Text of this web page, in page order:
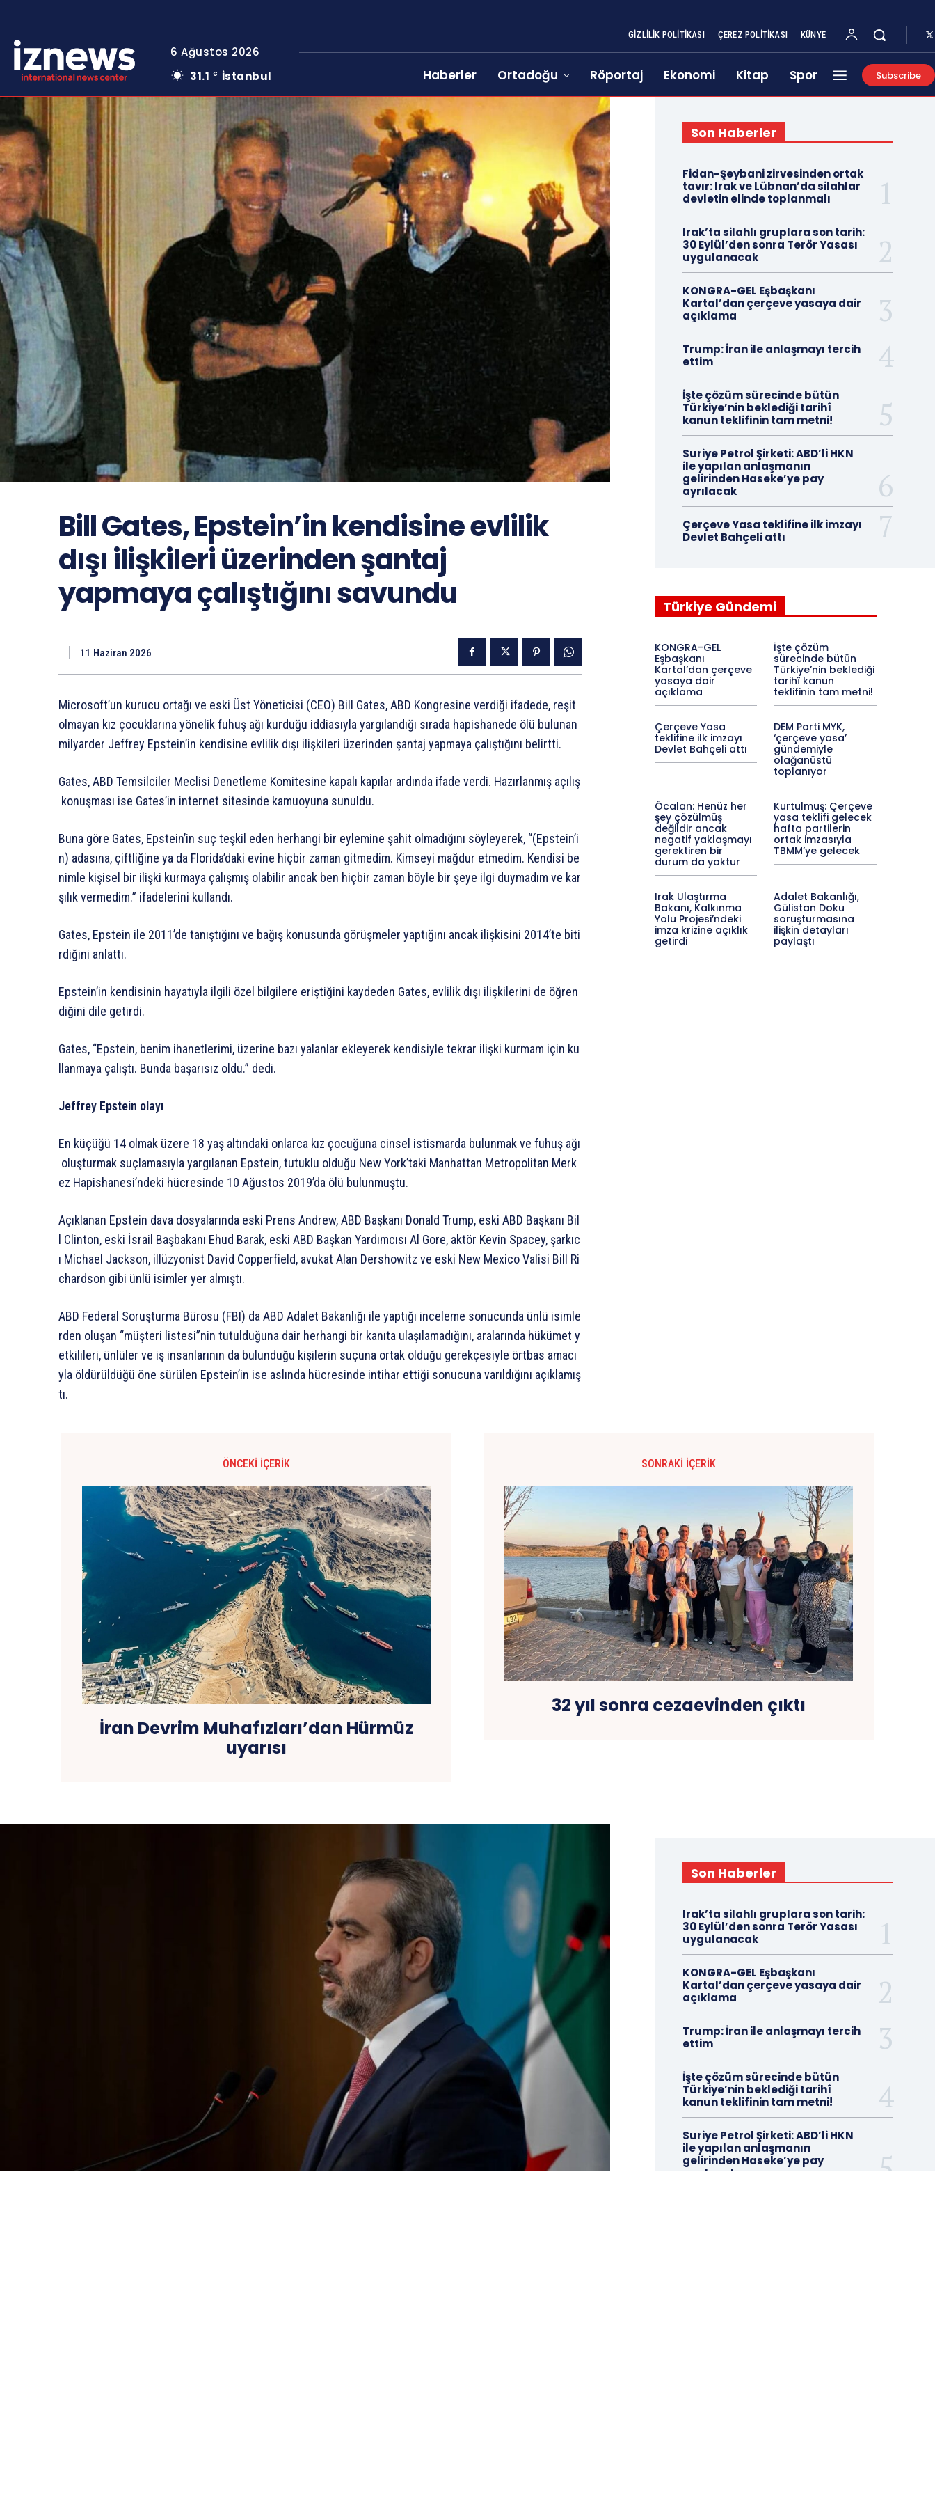
6 Ağustos 2026
31.1 C İstanbul
GIZLILIK POLITIKASI ÇEREZ POLITIKASI KÜNYE
Haberler Ortadoğu Röportaj Ekonomi Kitap Spor Subscribe
Bill Gates, Epstein’in kendisine evlilik
dışı ilişkileri üzerinden şantaj
yapmaya çalıştığını savundu
11 Haziran 2026
Microsoft’un kurucu ortağı ve eski Üst Yöneticisi (CEO) Bill Gates,ABD Kongresine verdiği ifadede, reşit
olmayan kız çocuklarına yönelikfuhuş ağı kurduğu iddiasıyla yargılandığı sırada hapishanede ölü bulunan
milyarder Jeffrey Epstein’in kendisine evlilik dışı ilişkileri üzerinden şantaj yapmaya çalıştığını belirtti.
Gates,ABD Temsilciler Meclisi Denetleme Komitesine kapalı kapılar ardında ifade verdi. Hazırlanmış açılış
konuşması ise Gates’in internet sitesinde kamuoyuna sunuldu.
Buna göre Gates, Epstein’in suç teşkil eden herhangi bir eylemine şahit olmadığını söyleyerek, “(Epstein’i
n) adasına, çiftliğine ya da Florida’daki evine hiçbir zaman gitmedim. Kimseyi mağdur etmedim. Kendisi be
nimle kişisel bir ilişki kurmaya çalışmış olabilir ancak ben hiçbir zaman böyle bir şeye ilgi duymadım ve kar
şılıkvermedim.” ifadelerini kullandı.
Gates, Epstein ile 2011’de tanıştığını ve bağış konusunda görüşmeler yaptığını ancak ilişkisini 2014’te biti
rdiğini anlattı.
Epstein’in kendisinin hayatıyla ilgili özel bilgilere eriştiğini kaydeden Gates, evlilik dışı ilişkilerini de öğren
diğini dile getirdi.
Gates, “Epstein, benim ihanetlerimi, üzerine bazı yalanlar ekleyerek kendisiyle tekrar ilişki kurmam için ku
llanmaya çalıştı. Bunda başarısız oldu.” dedi.
Jeffrey Epstein olayı
En küçüğü 14 olmak üzere 18 yaş altındaki onlarca kız çocuğuna cinsel istismarda bulunmakve fuhuş ağı
oluşturmak suçlamasıyla yargılanan Epstein,tutuklu olduğu NewYork’taki Manhattan Metropolitan Merk
ez Hapishanesi’ndeki hücresinde 10 Ağustos 2019’da ölü bulunmuştu.
Açıklanan Epstein dava dosyalarında eski Prens Andrew,ABD Başkanı Donald Trump, eski ABD Başkanı Bil
l Clinton, eski İsrail Başbakanı Ehud Barak, eski ABD Başkan Yardımcısı Al Gore, aktör Kevin Spacey, şarkıc
ı Michael Jackson, illüzyonist David Copperfield, avukat Alan Dershowitz ve eski New MexicoValisi Bill Ri
chardson gibi ünlü isimler yer almıştı.
ABD Federal Soruşturma Bürosu (FBI) da ABD Adalet Bakanlığı ile yaptığı inceleme sonucunda ünlü isimle
rden oluşan “müşteri listesi”nin tutulduğuna dair herhangi bir kanıta ulaşılamadığını, aralarında hükümet y
etkilileri, ünlüler ve iş insanlarının da bulunduğu kişilerin suçuna ortak olduğu gerekçesiyle örtbas amacı
yla öldürüldüğü öne sürülen Epstein’in ise aslında hücresinde intihar ettiği sonucuna varıldığını açıklamış
tı.
Son Haberler
Fidan-Şeybani zirvesinden ortak
tavır: Irak ve Lübnan’da silahlar
devletin elinde toplanmalı
Irak’ta silahlı gruplara son tarih:
30 Eylül’den sonra Terör Yasası
uygulanacak
KONGRA-GEL Eşbaşkanı
Kartal’dan çerçeve yasaya dair
açıklama
Trump: İran ile anlaşmayı tercih
ettim
İşte çözüm sürecinde bütün
Türkiye’nin beklediği tarihî
kanun teklifinin tam metni!
Suriye Petrol Şirketi: ABD’li HKN
ile yapılan anlaşmanın
gelirinden Haseke’ye pay
ayrılacak
Çerçeve Yasa teklifine ilk imzayı
Devlet Bahçeli attı
Türkiye Gündemi
KONGRA-GEL
Eşbaşkanı
Kartal’dan çerçeve
yasaya dair
açıklama
İşte çözüm
sürecinde bütün
Türkiye’nin beklediği
tarihî kanun
teklifinin tam metni!
Çerçeve Yasa
teklifine ilk imzayı
Devlet Bahçeli attı
DEM Parti MYK,
‘çerçeve yasa’
gündemiyle
olağanüstü
toplanıyor
Öcalan: Henüz her
şey çözülmüş
değildir ancak
negatif yaklaşmayı
gerektiren bir
durum da yoktur
Kurtulmuş: Çerçeve
yasa teklifi gelecek
hafta partilerin
ortak imzasıyla
TBMM’ye gelecek
Irak Ulaştırma
Bakanı, Kalkınma
Yolu Projesi’ndeki
imza krizine açıklık
getirdi
Adalet Bakanlığı,
Gülistan Doku
soruşturmasına
ilişkin detayları
paylaştı
ÖNCEKI İÇERIK
İran Devrim Muhafızları’dan Hürmüz
uyarısı
SONRAKI İÇERIK
32 yıl sonra cezaevinden çıktı